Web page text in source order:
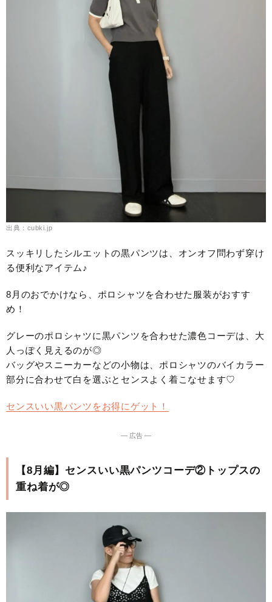
出典：cubki.jp
スッキリしたシルエットの黒パンツは、オンオフ問わず穿け
る便利なアイテム♪
8月のおでかけなら、ポロシャツを合わせた服装がおすす
め！
グレーのポロシャツに黒パンツを合わせた濃色コーデは、大
人っぽく見えるのが◎
バッグやスニーカーなどの小物は、ポロシャツのバイカラー
部分に合わせて白を選ぶとセンスよく着こなせます♡
センスいい黒パンツをお得にゲット！
― 広告 ―
【8月編】センスいい黒パンツコーデ②トップスの
重ね着が◎